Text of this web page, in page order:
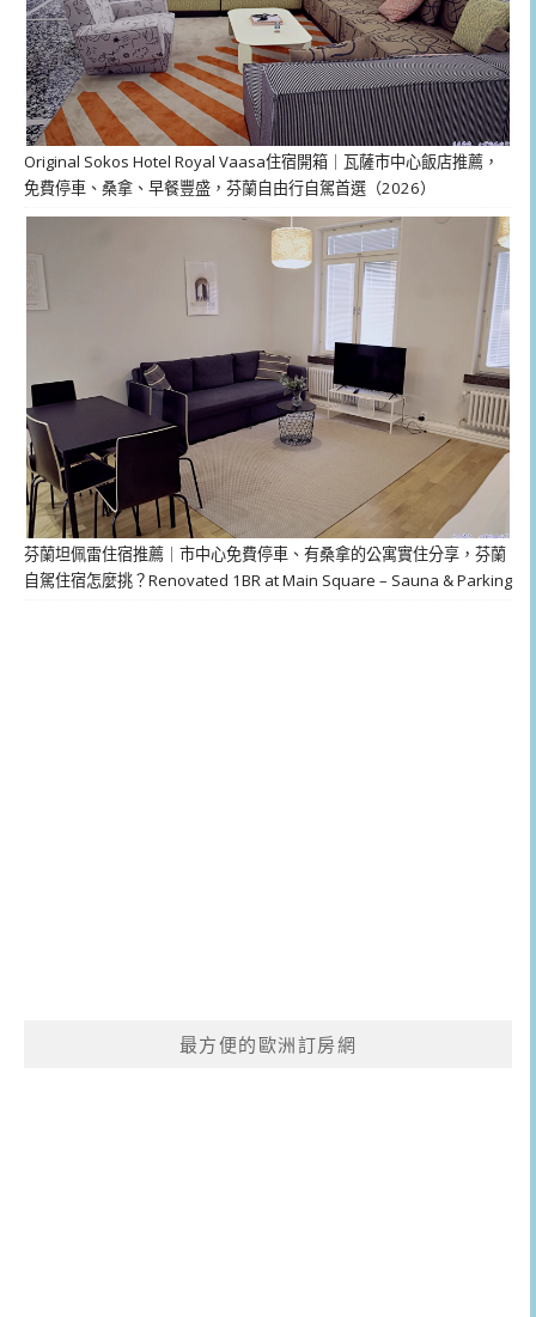
Original Sokos Hotel Royal Vaasa住宿開箱｜瓦薩市中心飯店推薦，
免費停車、桑拿、早餐豐盛，芬蘭自由行自駕首選（2026）
芬蘭坦佩雷住宿推薦｜市中心免費停車、有桑拿的公寓實住分享，芬蘭
自駕住宿怎麼挑？Renovated 1BR at Main Square – Sauna & Parking
最方便的歐洲訂房網